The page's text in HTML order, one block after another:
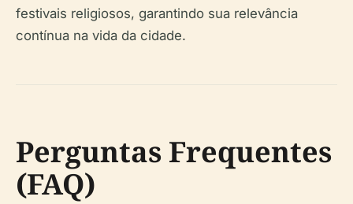
festivais religiosos, garantindo sua relevância
contínua na vida da cidade.
Perguntas Frequentes
(FAQ)